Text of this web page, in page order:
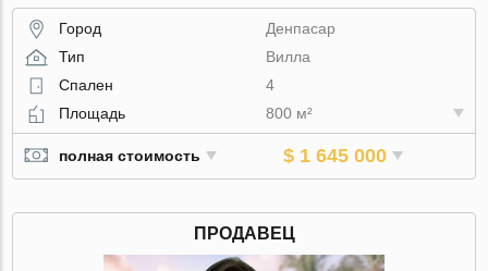
Город
Денпасар
Тип
Вилла
Спален
4
Площадь
800 м²
полная стоимость $ 1 645 000
ПРОДАВЕЦ